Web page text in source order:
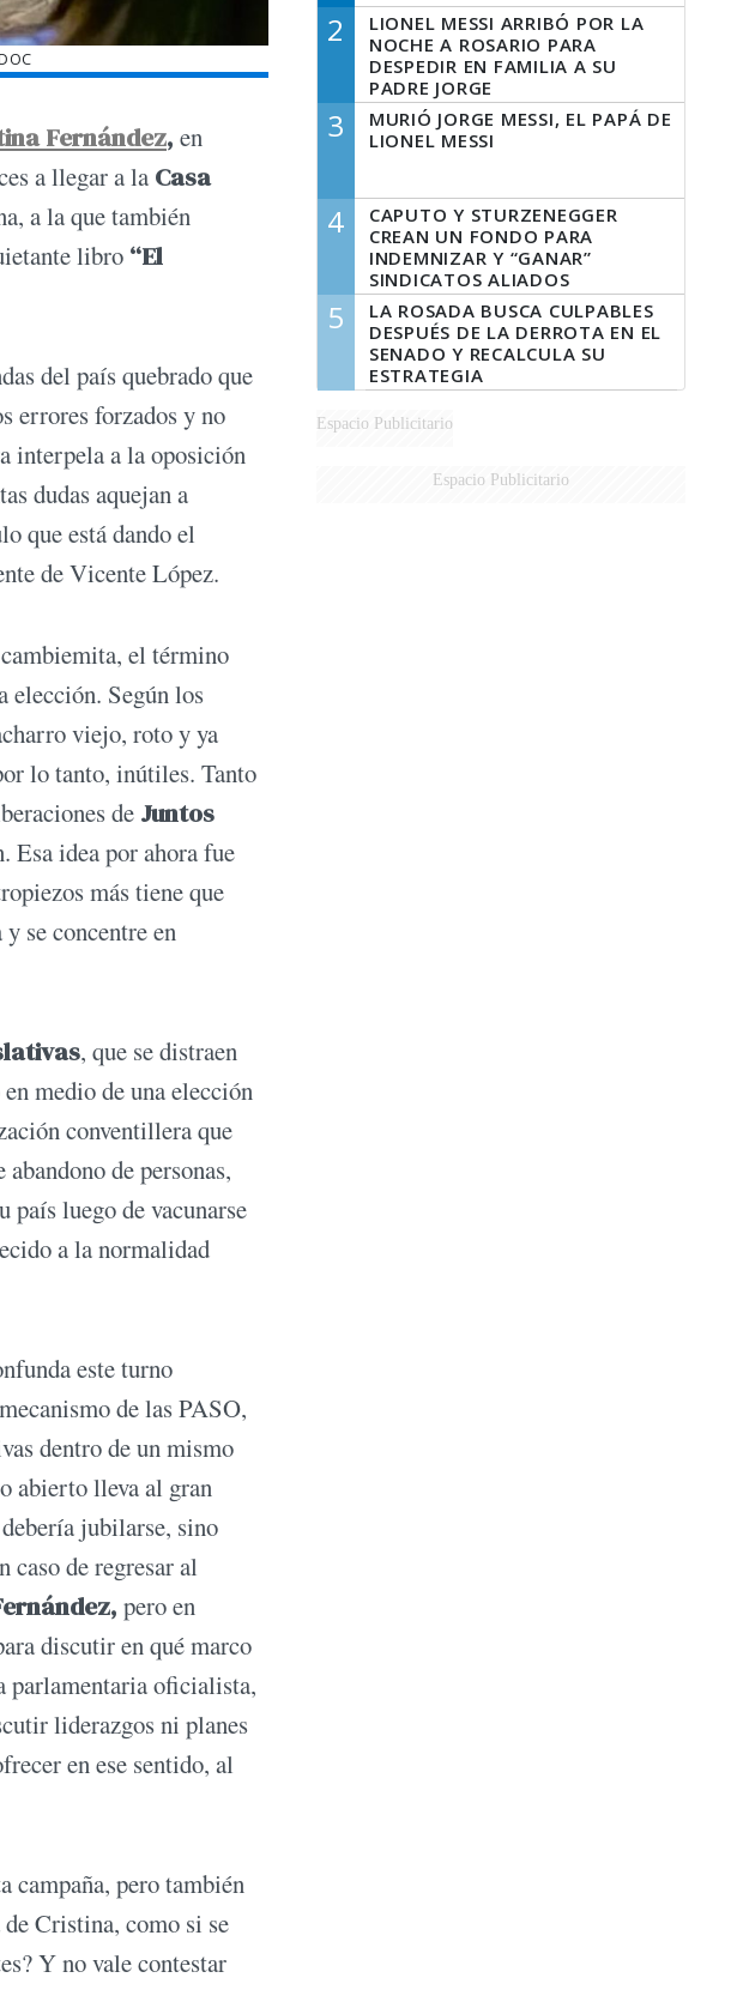
Fernández, en
a llegar a la Casa
a la que también
libro “El
del país quebrado que
errores forzados y no
interpela a la oposición
dudas aquejan a
que está dando el
de Vicente López.
el término
elección. Según los
viejo, roto y ya
lo tanto, inútiles. Tanto
de Juntos
Esa idea por ahora fue
más tiene que
se concentre en
, que se distraen
medio de una elección
conventillera que
de personas,
país luego de vacunarse
a la normalidad
este turno
de las PASO,
dentro de un mismo
abierto lleva al gran
jubilarse, sino
de regresar al
pero en
discutir en qué marco
parlamentaria oficialista,
liderazgos ni planes
en ese sentido, al
campaña, pero también
Cristina, como si se
Y no vale contestar
2
LIONEL MESSI ARRIBÓ POR LA
NOCHE A ROSARIO PARA
DESPEDIR EN FAMILIA A SU
PADRE JORGE
3
MURIÓ JORGE MESSI, EL PAPÁ DE
LIONEL MESSI
4
CAPUTO Y STURZENEGGER
CREAN UN FONDO PARA
INDEMNIZAR Y “GANAR”
SINDICATOS ALIADOS
5
LA ROSADA BUSCA CULPABLES
DESPUÉS DE LA DERROTA EN EL
SENADO Y RECALCULA SU
ESTRATEGIA
Espacio Publicitario
Espacio Publicitario